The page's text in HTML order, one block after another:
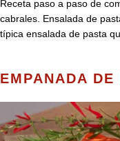
Receta paso a paso de
cabrales. Ensalada de
típica ensalada de pasta
EMPANADA